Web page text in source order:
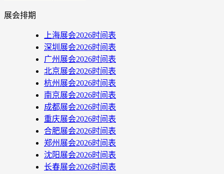
展会排期
上海展会2026时间表
深圳展会2026时间表
广州展会2026时间表
北京展会2026时间表
杭州展会2026时间表
南京展会2026时间表
成都展会2026时间表
重庆展会2026时间表
合肥展会2026时间表
郑州展会2026时间表
沈阳展会2026时间表
长春展会2026时间表